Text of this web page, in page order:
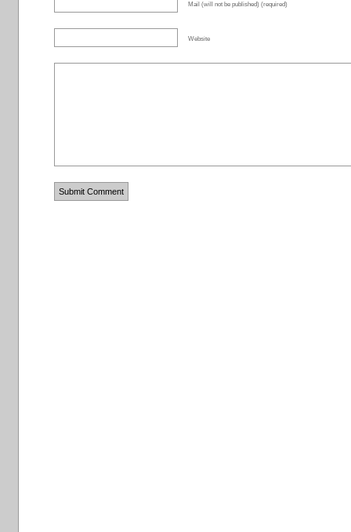
Mail (will not be published) (required)
Website